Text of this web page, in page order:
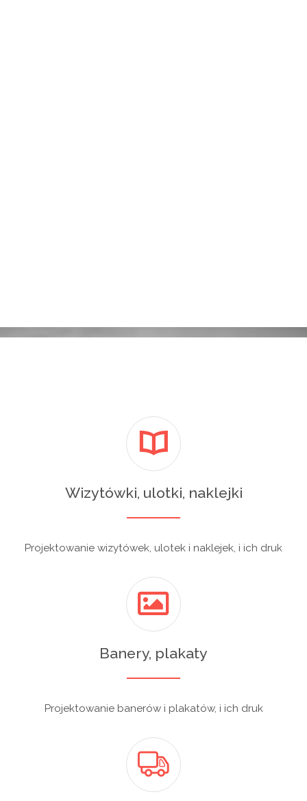
Wizytówki, ulotki, naklejki
Projektowanie wizytówek, ulotek i naklejek, i ich druk
Banery, plakaty
Projektowanie banerów i plakatów, i ich druk